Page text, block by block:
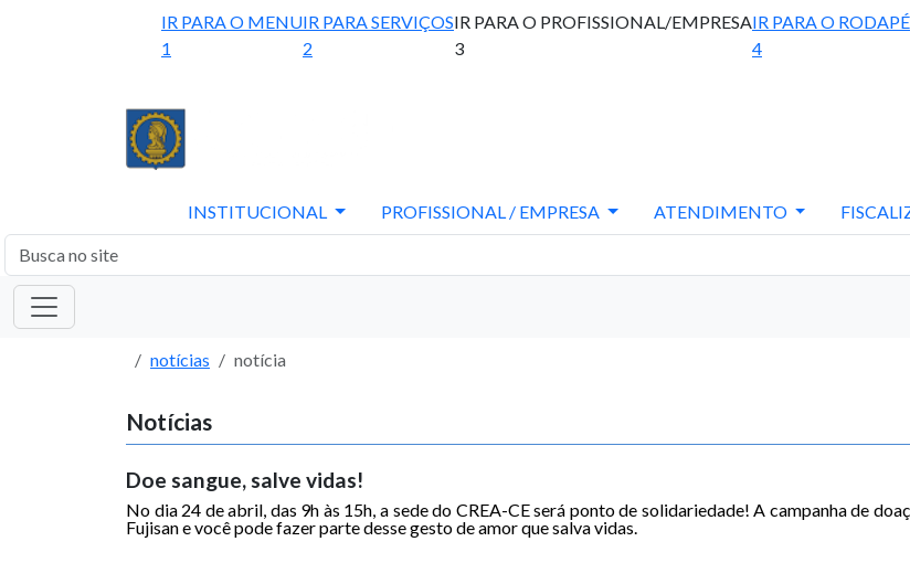
IR PARA O MENU
1
IR PARA SERVIÇOS
2
IR PARA O PROFISSIONAL/EMPRESA
3
IR PARA O RODAPÉ
4
INSTITUCIONAL PROFISSIONAL / EMPRESA ATENDIMENTO
notícias notícia
Notícias
Doe sangue, salve vidas!
No dia 24 de abril, das 9h às 15h, a sede do CREA-CE será ponto de solidariedade! A campanha de
Fujisan e você pode fazer parte desse gesto de amor que salva vidas.